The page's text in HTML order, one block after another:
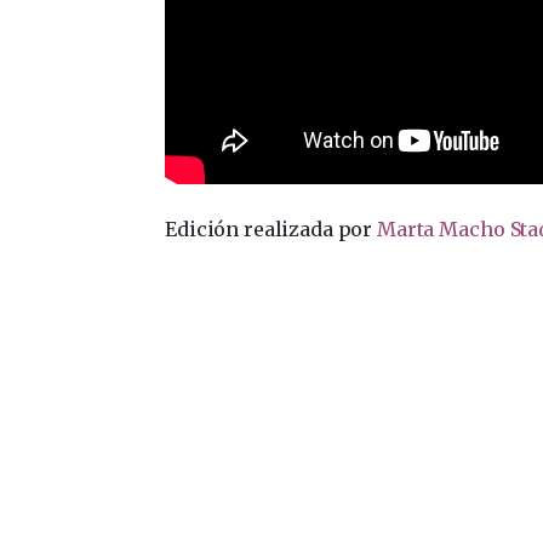
Edición realizada por Marta Macho